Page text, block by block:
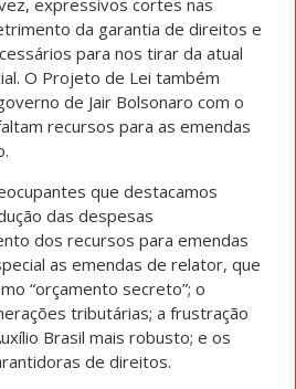
da garantia de direitos e
para nos tirar da atual
O Projeto de Lei também
de Jair Bolsonaro com o
recursos para as emendas
que destacamos
das despesas
dos recursos para emendas
as emendas de relator, que
“orçamento secreto”; o
tributárias; a frustração
Brasil mais robusto; e os
de direitos.